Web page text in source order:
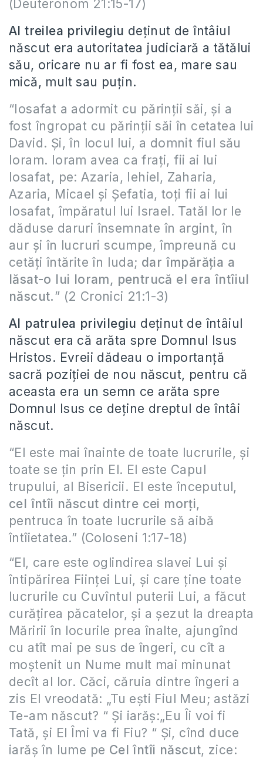
(Deuteronom 21:15-17)
Al treilea privilegiu deținut de întâiul
născut era autoritatea judiciară a tătălui
său, oricare nu ar fi fost ea, mare sau
mică, mult sau puțin.
“Iosafat a adormit cu părinţii săi, şi a
fost îngropat cu părinţii săi în cetatea lui
David. Şi, în locul lui, a domnit fiul său
Ioram. Ioram avea ca fraţi, fii ai lui
Iosafat, pe: Azaria, Iehiel, Zaharia,
Azaria, Micael şi Şefatia, toţi fii ai lui
Iosafat, împăratul lui Israel. Tatăl lor le
dăduse daruri însemnate în argint, în
aur şi în lucruri scumpe, împreună cu
cetăţi întărite în Iuda; dar împărăţia a
lăsat-o lui Ioram, pentrucă el era întîiul
născut.” (2 Cronici 21:1-3)
Al patrulea privilegiu deținut de întâiul
născut era că arăta spre Domnul Isus
Hristos. Evreii dădeau o importanță
sacră poziției de nou născut, pentru că
aceasta era un semn ce arăta spre
Domnul Isus ce deține dreptul de întâi
născut.
“El este mai înainte de toate lucrurile, şi
toate se ţin prin El. El este Capul
trupului, al Bisericii. El este începutul,
cel întîi născut dintre cei morţi,
pentruca în toate lucrurile să aibă
întîietatea.” (Coloseni 1:17-18)
“El, care este oglindirea slavei Lui şi
întipărirea Fiinţei Lui, şi care ţine toate
lucrurile cu Cuvîntul puterii Lui, a făcut
curăţirea păcatelor, şi a şezut la dreapta
Măririi în locurile prea înalte, ajungînd
cu atît mai pe sus de îngeri, cu cît a
moştenit un Nume mult mai minunat
decît al lor. Căci, căruia dintre îngeri a
zis El vreodată: „Tu eşti Fiul Meu; astăzi
Te-am născut? “ Şi iarăş:„Eu Îi voi fi
Tată, şi El Îmi va fi Fiu? “ Şi, cînd duce
iarăş în lume pe Cel întîi născut, zice: